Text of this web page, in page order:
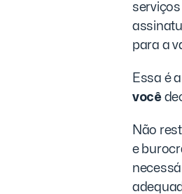
para a
Essa é
você
Não
e